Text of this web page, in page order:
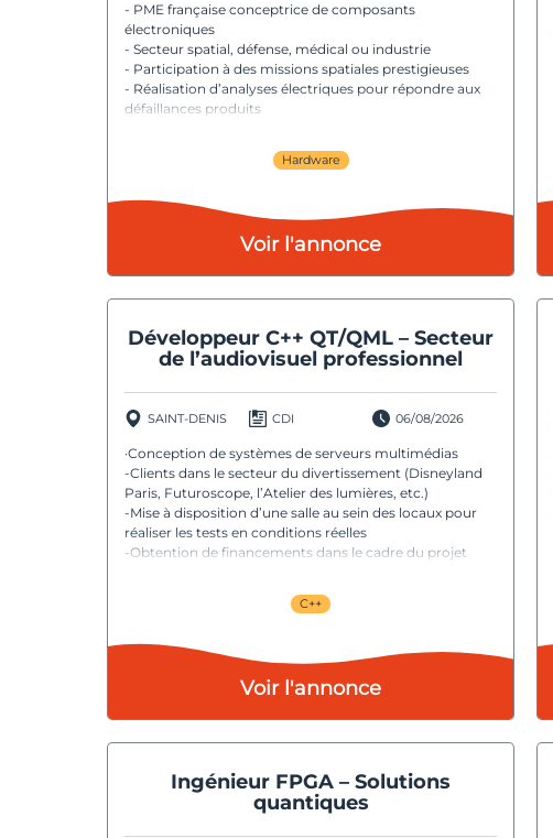
- PME française conceptrice de composants
électroniques
- Secteur spatial, défense, médical ou industrie
- Participation à des missions spatiales prestigieuses
- Réalisation d’analyses électriques pour répondre aux
défaillances produits
Hardware
Voir l'annonce
Développeur C++ QT/QML – Secteur
de l’audiovisuel professionnel
SAINT-DENIS CDI 06/08/2026
·Conception de systèmes de serveurs multimédias
-Clients dans le secteur du divertissement (Disneyland
Paris, Futuroscope, l’Atelier des lumières, etc.)
-Mise à disposition d’une salle au sein des locaux pour
réaliser les tests en conditions réelles
-Obtention de financements dans le cadre du projet
C++
Voir l'annonce
Ingénieur FPGA – Solutions
quantiques